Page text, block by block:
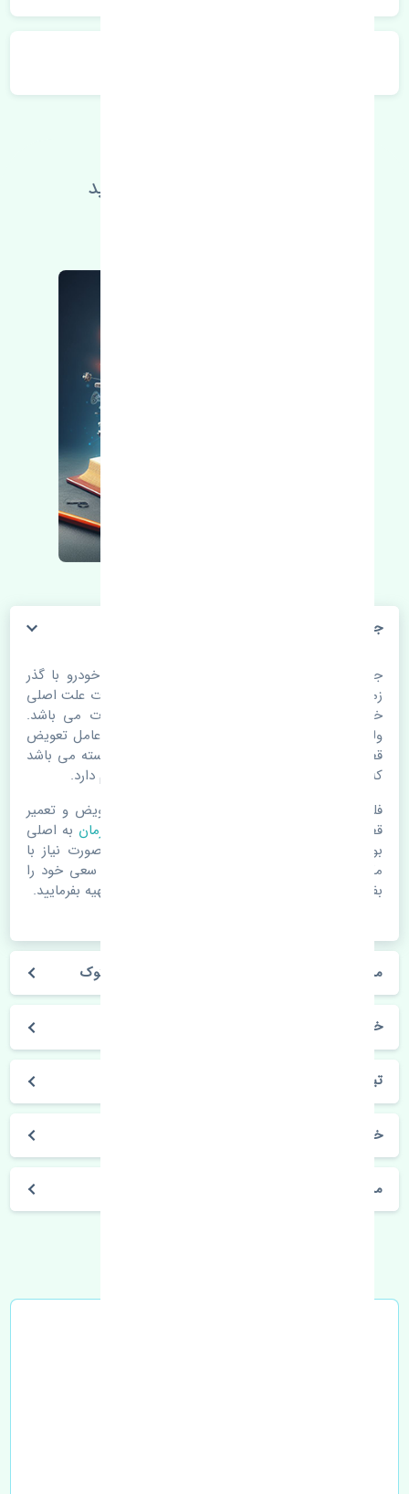
اطلاعات فنی خود را بالا ببرید
جعبه فرمان سانگ یانگ تیوولی استوک
جعبه فرمان سانگ یانگ تیوولی استوک. قطعات خودرو با گذر
زمان و طی مسافت مستحلک می شوند. اغلب اوقات علت اصلی
خرابی لوازم یدکی اتومبیل مستحلک شدن قطعات می باشد.
ولی دلایلی مثل تصادفات و حوادث نیز می تواند عامل تعویض
قطعات یدکی باشد. خودرو مجموعه ای به هم پیوسته می باشد
که هر قطعه روی قطعه یا قطعات دیگر تاثیر مستقیم دارد.
فلذا در صورت خرابی در اسرع زمان نسبت به تعویض و تعمیر
قطعات یدکی اقدام فرمایید. در زمان
خرید جعبه فرمان به اصلی
بودن و کیفیت قطعات بسیار توجه بفرمایید. در صورت نیاز با
مکانیک و کارشناسان در این زمینه مشورت کنید. سعی خود را
بفرمایید تا قطعات یدکی را از فروشگاه های معتبر تهیه بفرمایید.
مشخصات فنی جعبه فرمان سانگ یانگ تیوولی استوک
خودروسازی سانگ یانگ
تیوولی
خرید جعبه فرمان سانگ یانگ تیوولی استوک
مشخصات فنی اتومبیل